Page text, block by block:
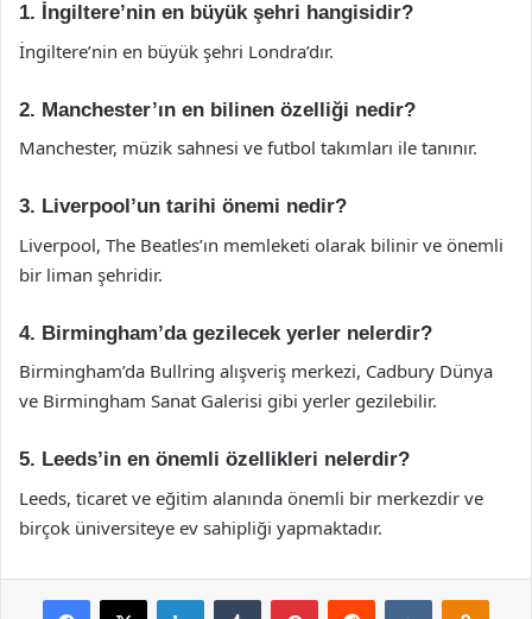
1. İngiltere’nin en büyük şehri hangisidir?
İngiltere’nin en büyük şehri Londra’dır.
2. Manchester’ın en bilinen özelliği nedir?
Manchester, müzik sahnesi ve futbol takımları ile tanınır.
3. Liverpool’un tarihi önemi nedir?
Liverpool, The Beatles’ın memleketi olarak bilinir ve önemli
bir liman şehridir.
4. Birmingham’da gezilecek yerler nelerdir?
Birmingham’da Bullring alışveriş merkezi, Cadbury Dünya
ve Birmingham Sanat Galerisi gibi yerler gezilebilir.
5. Leeds’in en önemli özellikleri nelerdir?
Leeds, ticaret ve eğitim alanında önemli bir merkezdir ve
birçok üniversiteye ev sahipliği yapmaktadır.
Facebook
X LinkedInTumblr PinterestReddit VKontakte